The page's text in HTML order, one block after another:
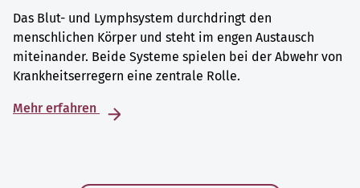
Das Blut- und Lymphsystem durchdringt den
menschlichen Körper und steht im engen Austausch
miteinander. Beide Systeme spielen bei der Abwehr von
Krankheitserregern eine zentrale Rolle.
Mehr erfahren